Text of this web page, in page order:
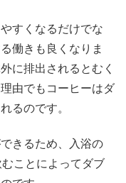
すくなるだけでな
働きも良くなりま
に排出されるとむく
由でもコーヒーはダ
るのです。
きるため、入浴の
ことによってダブ